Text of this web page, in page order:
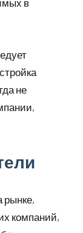
в
не
рынке,
компаний,